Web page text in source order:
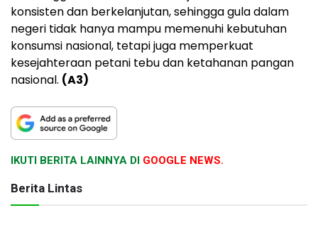
konsisten dan berkelanjutan, sehingga gula dalam
negeri tidak hanya mampu memenuhi kebutuhan
konsumsi nasional, tetapi juga memperkuat
kesejahteraan petani tebu dan ketahanan pangan
nasional. (A3)
IKUTI BERITA LAINNYA DI GOOGLE NEWS.
Berita Lintas